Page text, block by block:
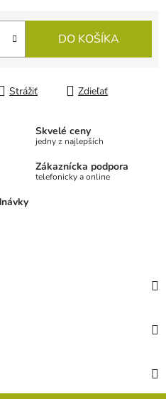
DO KOŠÍKA
Strážiť Zdieľať
Skvelé ceny
jedny z najlepších
Zákaznícka podpora
telefonicky a online